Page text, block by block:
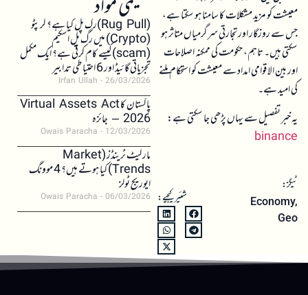
معیشت کو مزید مشکلات کا سامنا ہو سکتا ہے،
جس سے روزگار اور تجارتی سرگرمیاں متاثر ہو
سکتی ہیں۔ تاہم، حکومت کی ممکنہ اصلاحات
اور بین الاقوامی امداد سے معیشت کو استحکام ملنے
کی امید ہے۔
یہ خبر تفصیل سے یہاں پڑھی جا سکتی ہے:
binance
ٹیگز:
Economy,
Geo
شئیر کیجیے:
تعلیمی مواد(Rug Pull)رگ پل کیا ہے؟ کرپٹو
(Crypto) میں رگ پل اسکیم
(scam)کیسے کام کرتی ہے؟ ایک مکمل
تجزیاتی گائیڈ اور 6 احتیاطی تدابیر
Irfan Ullah 26/03/2026
پاکستان کا Virtual Assets Act
2026 – جائزہ
Owais Paracha 12/03/2026
مارکیٹ ٹرینڈز (Market
Trends) کیا ہوتے ہیں؟ 4 موونگ
ایوریج ٹولز
Owais Paracha 06/03/2026